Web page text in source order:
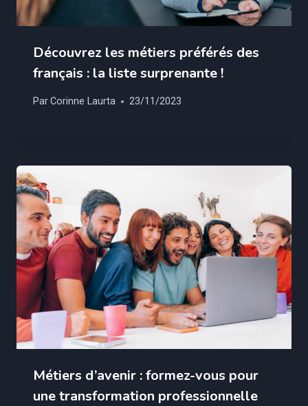
Découvrez les métiers préférés des
français : la liste surprenante !
ParCorinne Laurta 23/11/2023
Métiers d’avenir : formez-vous pour
une transformation professionnelle